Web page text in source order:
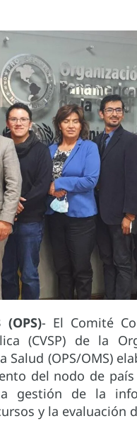
- El Comité
(CVSP) de la
Salud (OPS/OMS)
del nodo de
gestión de la
y la evaluación